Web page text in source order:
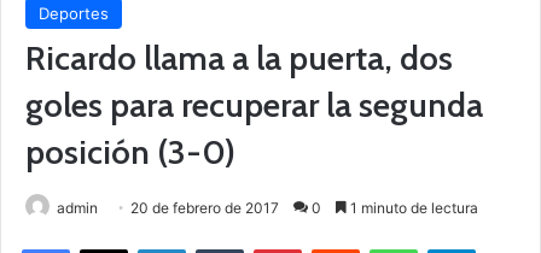
Deportes
Ricardo llama a la puerta, dos
goles para recuperar la segunda
posición (3-0)
admin 20 de febrero de 2017 0 1 minuto de lectura